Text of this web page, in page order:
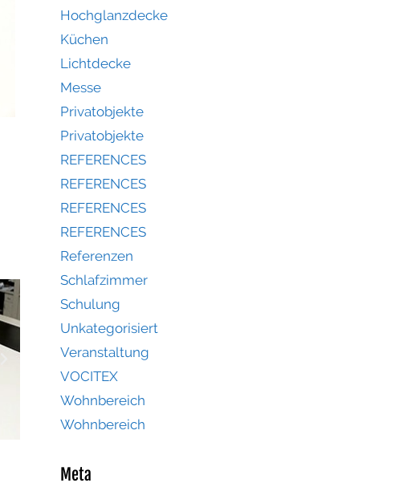
Hochglanzdecke
Küchen
Lichtdecke
Messe
Privatobjekte
Privatobjekte
REFERENCES
REFERENCES
REFERENCES
REFERENCES
Referenzen
Schlafzimmer
Schulung
Unkategorisiert
Veranstaltung
VOCITEX
Wohnbereich
Wohnbereich
Meta